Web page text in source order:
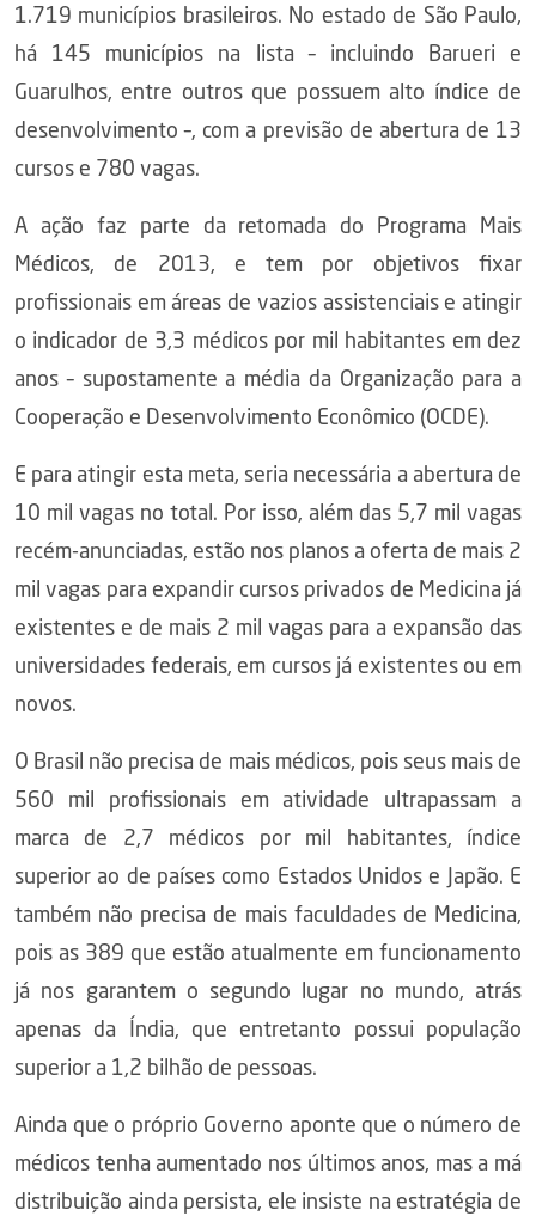
1.719 municípios brasileiros. No estado de São Paulo,
há 145 municípios na lista – incluindo Barueri e
Guarulhos, entre outros que possuem alto índice de
desenvolvimento –, com a previsão de abertura de 13
cursos e 780 vagas.
A ação faz parte da retomada do Programa Mais
Médicos, de 2013, e tem por objetivos fixar
profissionais em áreas de vazios assistenciais e atingir
o indicador de 3,3 médicos por mil habitantes em dez
anos – supostamente a média da Organização para a
Cooperação e Desenvolvimento Econômico (OCDE).
E para atingir esta meta, seria necessária a abertura de
10 mil vagas no total. Por isso, além das 5,7 mil vagas
recém-anunciadas, estão nos planos a oferta de mais 2
mil vagas para expandir cursos privados de Medicina já
existentes e de mais 2 mil vagas para a expansão das
universidades federais, em cursos já existentes ou em
novos.
O Brasil não precisa de mais médicos, pois seus mais de
560 mil profissionais em atividade ultrapassam a
marca de 2,7 médicos por mil habitantes, índice
superior ao de países como Estados Unidos e Japão. E
também não precisa de mais faculdades de Medicina,
pois as 389 que estão atualmente em funcionamento
já nos garantem o segundo lugar no mundo, atrás
apenas da Índia, que entretanto possui população
superior a 1,2 bilhão de pessoas.
Ainda que o próprio Governo aponte que o número de
médicos tenha aumentado nos últimos anos, mas a má
distribuição ainda persista, ele insiste na estratégia de